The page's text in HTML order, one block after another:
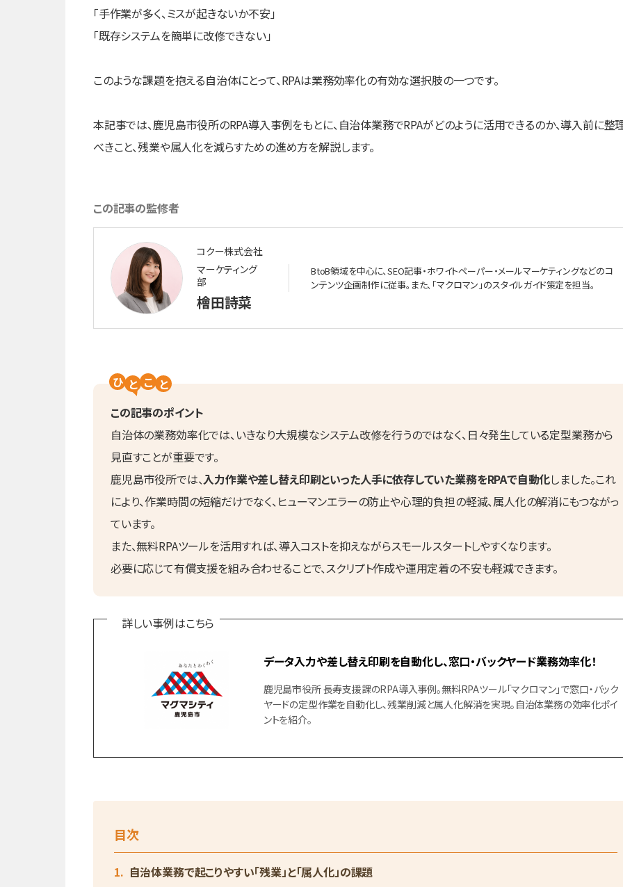
「手作業が多く、ミスが起きないか不安」
「既存システムを簡単に改修できない」
このような課題を抱える自治体にとって、RPAは業務効率化の有効な選択肢の一つです。
本記事では、鹿児島市役所のRPA導入事例をもとに、自治体業務でRPAがどのように活用できるのか、導入前に整
べきこと、残業や属人化を減らすための進め方を解説します。
この記事の監修者
コクー株式会社
マーケティング
部
檜田詩菜
BtoB領域を中心に、SEO記事・ホワイトペーパー・メールマーケティングなどのコ
ンテンツ企画制作に従事。また、「マクロマン」のスタイルガイド策定を担当。
ひ と こ と
この記事のポイント
自治体の業務効率化では、いきなり大規模なシステム改修を行うのではなく、日々発生している定型業務から
見直すことが重要です。
鹿児島市役所では、入力作業や差し替え印刷といった人手に依存していた業務をRPAで自動化しました。これ
により、作業時間の短縮だけでなく、ヒューマンエラーの防止や心理的負担の軽減、属人化の解消にもつながっ
ています。
また、無料RPAツールを活用すれば、導入コストを抑えながらスモールスタートしやすくなります。
必要に応じて有償支援を組み合わせることで、スクリプト作成や運用定着の不安も軽減できます。
詳しい事例はこちら
データ入力や差し替え印刷を自動化し、窓口・バックヤード業務効率化！
鹿児島市役所 長寿支援課のRPA導入事例。無料RPAツール「マクロマン」で窓口・バック
ヤードの定型作業を自動化し、残業削減と属人化解消を実現。自治体業務の効率化ポイ
ントを紹介。
目次
自治体業務で起こりやすい「残業」と「属人化」の課題